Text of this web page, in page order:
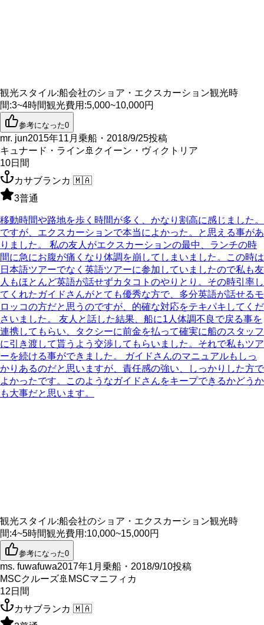
観光スタイル:船会社のショア・エクスカーション観光時
間:3~4時間観光費用 :5,000~10,000円
参考になった0
mr. jun2015年11月乗船・2018/9/25投稿
キュナード・ライン 🚢 クイーン・ヴィクトリア
10日間
カサブランカ 🇲🇦
3普通
移動時間や路地を歩く時間が多く、かなり割高に感じました。
ですが、エクスカーションで本当によかった。と思える事があ
りました。 私の友人がエクスカーションの最中、ランチの時
間に急にお腹が痛くなり体調を崩してしまいました。この時は
日本語ツアーでなく英語ツアーに参加していましたので私も友
人もほとんど英語が話せずカタコトのやりとり。その時引率し
てくれたガイドさんがとても優秀な方で、多分英語が話せるモ
ロッコの方だと思うのですが、的確な対応をテキパキしてくだ
さいました。 友人と話した結果、船に1人体調不良で戻る事を
連携してもらい、タクシーに前金を払って確実に船のスタッフ
に引き渡して貰うよう交渉してもらいました。それで私もツア
ーを続ける事ができました。 ガイドさんのマニュアルもしっ
かりあるのだと思いますが、責任感の強い、しっかりした方で
よかったです。このようなガイドさんをキープできるかどうか
も大事だと思います。
観光スタイル:船会社のショア・エクスカーション観光時
間:4~5時間観光費用 :10,000~15,000円
参考になった0
ms. fuwafuwa2017年1月乗船・2018/9/10投稿
MSCクルーズ🚢 MSCマニフィカ
12 日間
カサブランカ 🇲🇦